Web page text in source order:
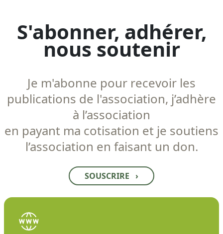
S'abonner, adhérer,
nous soutenir
Je m'abonne pour recevoir les
publications de l'association, j’adhère
à l’association
en payant ma cotisation et je soutiens
l’association en faisant un don.
SOUSCRIRE ›